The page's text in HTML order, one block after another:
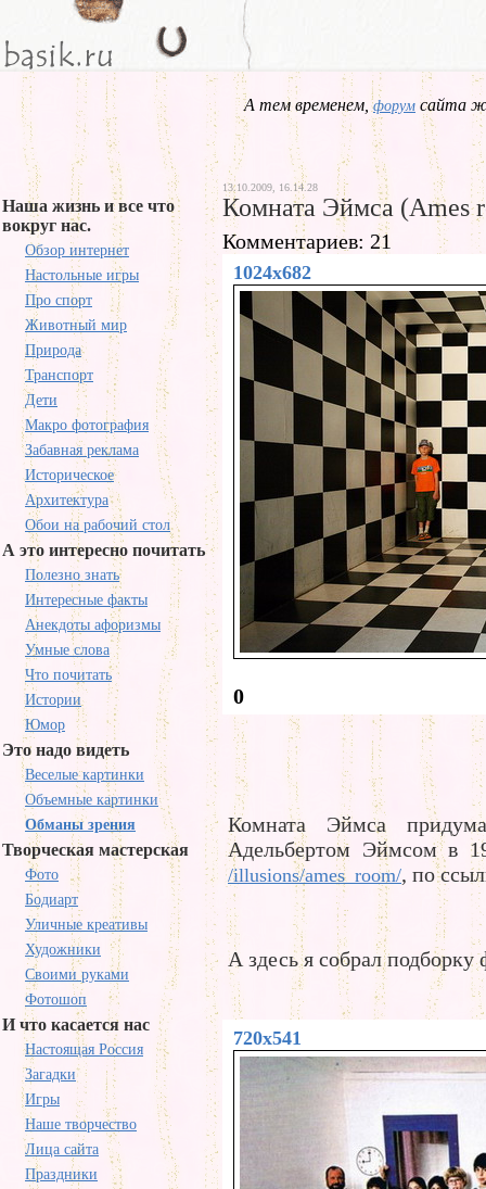
А тем временем,форум сайта
Наша жизнь и все что
вокруг нас.
Обзор интернет
Настольные игры
Про спорт
Животный мир
Природа
Транспорт
Дети
Макро фотография
Забавная реклама
Историческое
Архитектура
Обои на рабочий стол
А это интересно почитать
Полезно знать
Интересные факты
Анекдоты афоризмы
Умные слова
Что почитать
Истории
Юмор
Это надо видеть
Веселые картинки
Объемные картинки
Обманы зрения
Творческая мастерская
Фото
Бодиарт
Уличные креативы
Художники
Своими руками
Фотошоп
И что касается нас
Настоящая Россия
Загадки
Игры
Наше творчество
Лица сайта
Праздники
13.10.2009, 16.14.28
Комната Эймса (Ames
Комментариев: 21
1024x682
0
Комната Эймса
Адельбертом Эймсом в
/illusions/ames_room/, по
А здесь я собрал
720x541